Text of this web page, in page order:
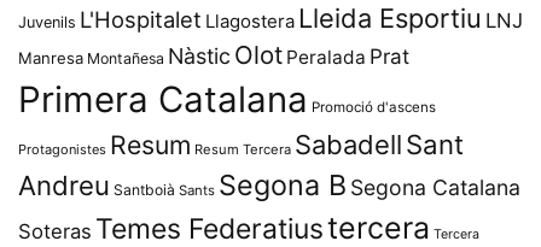
Juvenils L'Hospitalet Llagostera Lleida Esportiu LNJ
Manresa Montañesa Nàstic Olot Peralada Prat
Primera Catalana Promoció d'ascens
Protagonistes Resum Resum Tercera SabadellSant
Andreu Santboià Sants Segona B Segona Catalana
Soteras Temes Federatiustercera Tercera